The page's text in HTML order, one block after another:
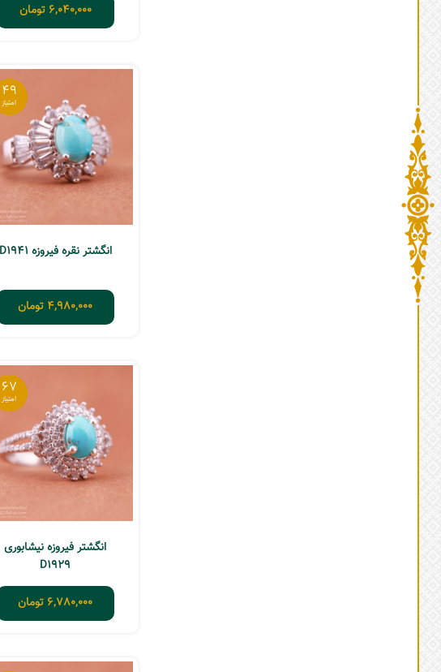
6,040,000 تومان
49
انگشتر نقره فیروزه D1941
4,980,000 تومان
67
انگشتر فیروزه نیشابوری
D1929
6,780,000 تومان